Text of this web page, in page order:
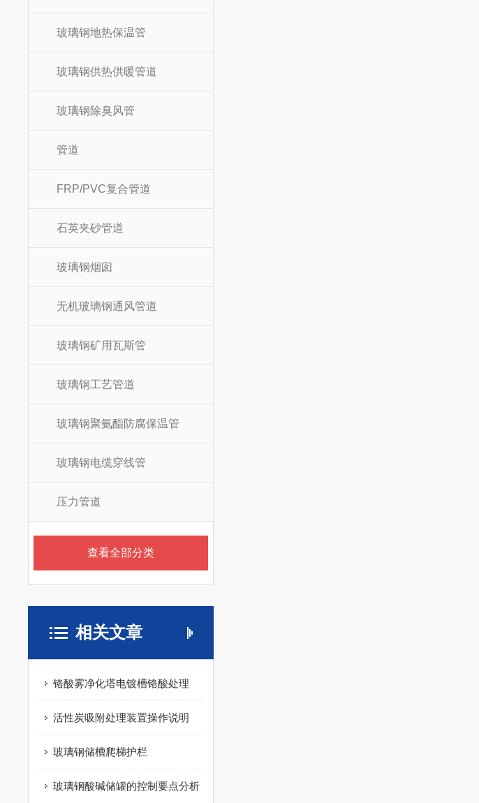
玻璃钢地热保温管
玻璃钢供热供暖管道
玻璃钢除臭风管
管道
FRP/PVC复合管道
石英夹砂管道
玻璃钢烟囱
无机玻璃钢通风管道
玻璃钢矿用瓦斯管
玻璃钢工艺管道
玻璃钢聚氨酯防腐保温管
玻璃钢电缆穿线管
压力管道
查看全部分类
相关文章
铬酸雾净化塔电镀槽铬酸处理
活性炭吸附处理装置操作说明
玻璃钢储槽爬梯护栏
玻璃钢酸碱储罐的控制要点分析